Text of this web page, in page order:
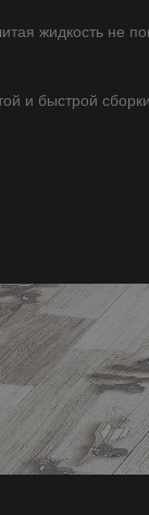
жидкость не
и быстрой сборки.